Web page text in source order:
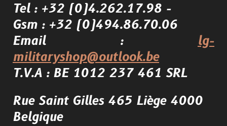
Tel : +32 (0)4.262.17.98 -
Gsm : +32 (0)494.86.70.06
Email : lg-
militaryshop@outlook.be
T.V.A : BE 1012 237 461 SRL
Rue Saint Gilles 465 Liège 4000
Belgique